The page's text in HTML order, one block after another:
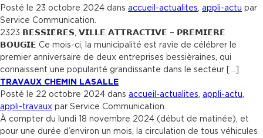
Posté le 23 octobre 2024 dans accueil-actualites appli-actu par
Service Communication.
2323 𝗕𝗘𝗦𝗦𝗜𝗘̀𝗥𝗘𝗦, 𝗩𝗜𝗟𝗟𝗘 𝗔𝗧𝗧𝗥𝗔𝗖𝗧𝗜𝗩𝗘 – 𝗣𝗥𝗘𝗠𝗜𝗘̀𝗥𝗘
𝗕𝗢𝗨𝗚𝗜𝗘 Ce mois-ci, la municipalité est ravie de célébrer le
premier anniversaire de deux entreprises bessièraines, qui
connaissent une popularité grandissante dans le secteur […]
TRAVAUX CHEMIN LASALLE
Posté le 22 octobre 2024 dans accueil-actualites appli-actu
appli-travaux par Service Communication.
À compter du lundi 18 novembre 2024 (début de matinée), et
pour une durée d’environ un mois, la circulation de tous véhicules